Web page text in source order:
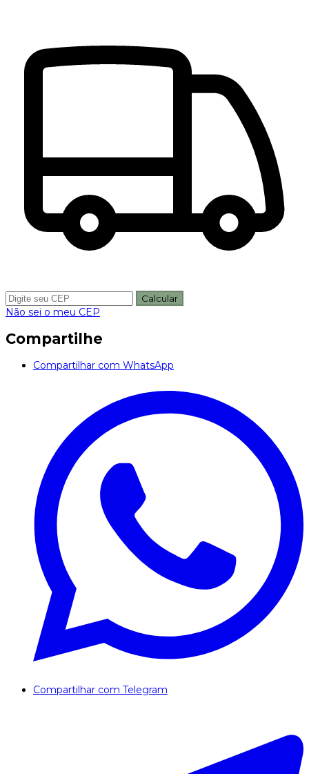
Calcular
Não sei o meu CEP
Compartilhe
Compartilhar com WhatsApp
Compartilhar com Telegram